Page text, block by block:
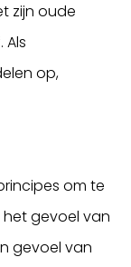
zijn oude
Als
op,
om te
gevoel van
gevoel van